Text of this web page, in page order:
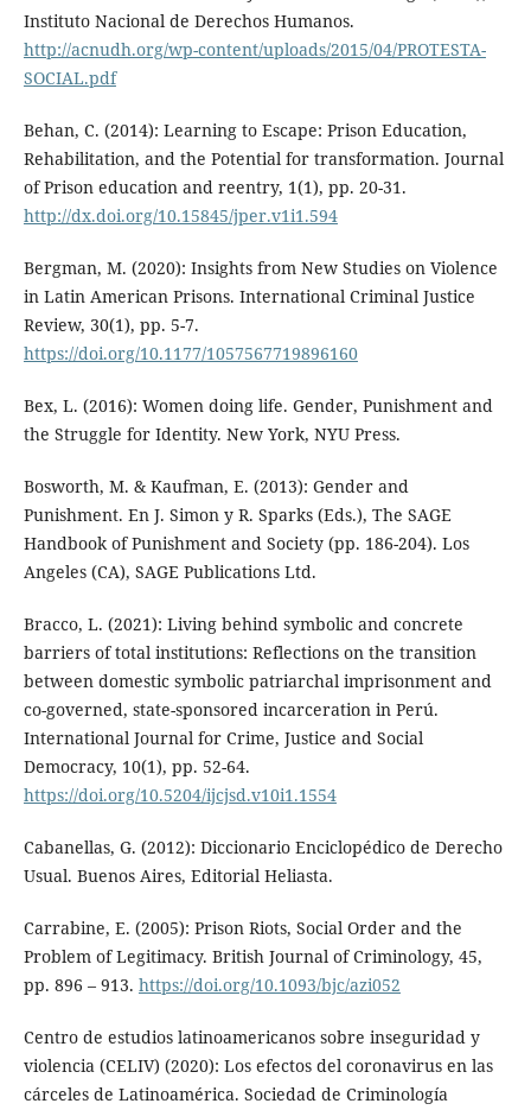
Instituto Nacional de Derechos Humanos.
http://acnudh.org/wp-content/uploads/2015/04/PROTESTA-
SOCIAL.pdf
Behan, C. (2014): Learning to Escape: Prison Education,
Rehabilitation, and the Potential for transformation. Journal
of Prison education and reentry, 1(1), pp. 20-31.
http://dx.doi.org/10.15845/jper.v1i1.594
Bergman, M. (2020): Insights from New Studies on Violence
in Latin American Prisons. International Criminal Justice
Review, 30(1), pp. 5-7.
https://doi.org/10.1177/1057567719896160
Bex, L. (2016): Women doing life. Gender, Punishment and
the Struggle for Identity. New York, NYU Press.
Bosworth, M. & Kaufman, E. (2013): Gender and
Punishment. En J. Simon y R. Sparks (Eds.), The SAGE
Handbook of Punishment and Society (pp. 186-204). Los
Angeles (CA), SAGE Publications Ltd.
Bracco, L. (2021): Living behind symbolic and concrete
barriers of total institutions: Reflections on the transition
between domestic symbolic patriarchal imprisonment and
co-governed, state-sponsored incarceration in Perú.
International Journal for Crime, Justice and Social
Democracy, 10(1), pp. 52-64.
https://doi.org/10.5204/ijcjsd.v10i1.1554
Cabanellas, G. (2012): Diccionario Enciclopédico de Derecho
Usual. Buenos Aires, Editorial Heliasta.
Carrabine, E. (2005): Prison Riots, Social Order and the
Problem of Legitimacy. British Journal of Criminology, 45,
pp. 896 – 913. https://doi.org/10.1093/bjc/azi052
Centro de estudios latinoamericanos sobre inseguridad y
violencia (CELIV) (2020): Los efectos del coronavirus en las
cárceles de Latinoamérica. Sociedad de Criminología